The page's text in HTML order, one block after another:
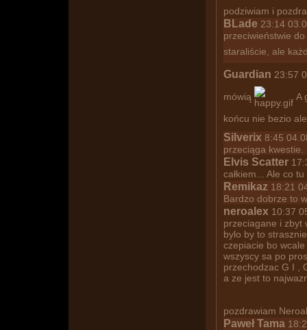
podziwiam i
BLade 23:14
przeciwieństwie
staraliście, ale
Guardian 23:57
mówią
A
końcu nie bezio
Silverix 8:45
przeciąga
Elvis Scatter
całkiem... Ale co
Remikaz 18:21
Bardzo dobrze to
neroalex 10:37
przeciagane i zbyt
bylo by to
czepiacie bo
wszyscy sa po
przechodzac G I ,
a ze jest to
pozdrawiam
Paweł Tama